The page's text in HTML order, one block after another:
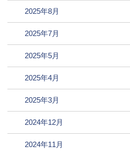
2025年8月
2025年7月
2025年5月
2025年4月
2025年3月
2024年12月
2024年11月